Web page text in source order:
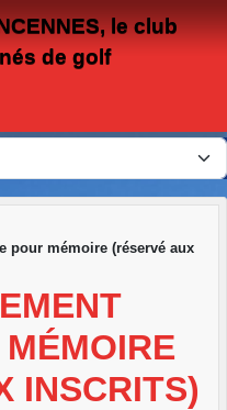
le club
de golf
pour mémoire (réservé aux
INSCRITS)